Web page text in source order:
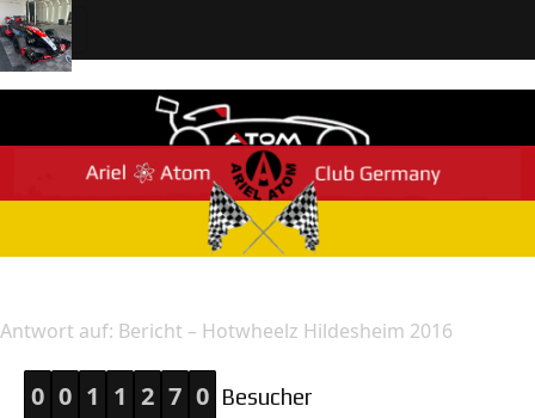
Antwort auf: Bericht – Hotwheelz Hildesheim 2016
0 0 1 1 2 7 0 Besucher